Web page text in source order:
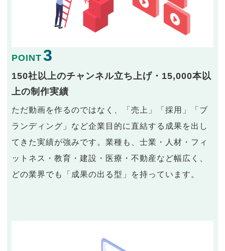
POINT 3
150社以上のチャンネル立ち上げ・15,000本以
上の制作実績
ただ動画を作るのではなく、「売上」「採用」「ブ
ランディング」など企業目的に直結する成果を出し
てきた実績が強みです。業種も、士業・人材・フィ
ットネス・教育・建設・医療・不動産など幅広く、
どの業界でも「成果の出る型」を持っています。